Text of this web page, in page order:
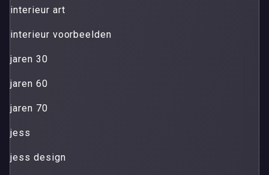
interieur art
interieur voorbeelden
jaren 30
jaren 60
jaren 70
jess
jess design